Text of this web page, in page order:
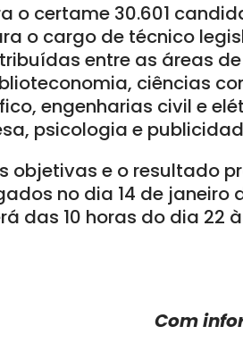
o certame 30.601
o cargo de técnico
entre as áreas
ciências
engenharias civil e
psicologia e
objetivas e o resultado
no dia 14 de janeiro
das 10 horas do dia 22
Com